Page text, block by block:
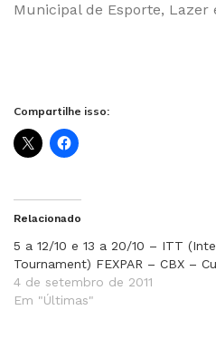
Municipal de Esporte, Lazer
Compartilhe isso:
Relacionado
5 a 12/10 e 13 a 20/10 – ITT
Tournament) FEXPAR – CBX –
4 de setembro de 2011
Em "Últimas"